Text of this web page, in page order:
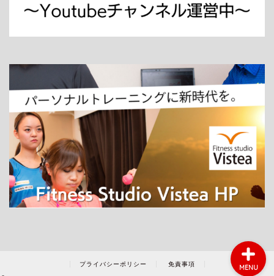
プライバシーポリシー 免責事項 MENU
ホーム
パーソナルトレーニング
ダイエット